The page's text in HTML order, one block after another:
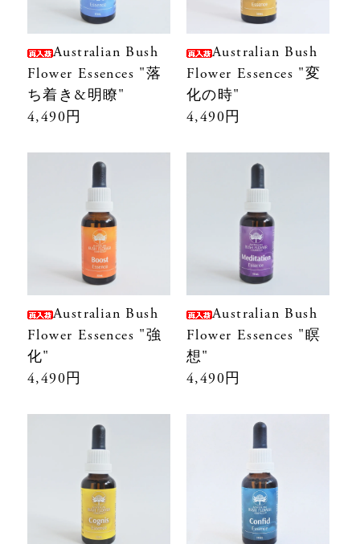
Australian Bush
Flower Essences "落
ち着き&明瞭"
4,490円
Australian Bush
Flower Essences "変
化の時"
4,490円
Australian Bush
Flower Essences "強
化"
4,490円
Australian Bush
Flower Essences "瞑
想"
4,490円